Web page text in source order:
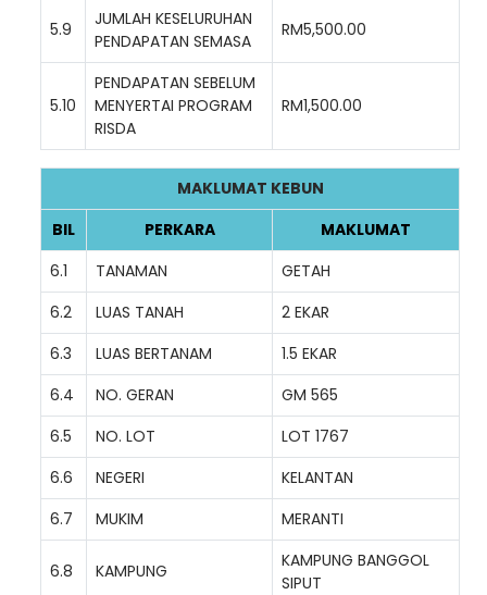
5.9
JUMLAH KESELURUHAN
PENDAPATAN SEMASA
RM5,500.00
5.10
PENDAPATAN SEBELUM
MENYERTAI PROGRAM
RISDA
RM1,500.00
MAKLUMAT KEBUN
BIL
PERKARA
MAKLUMAT
6.1
TANAMAN
GETAH
6.2
LUAS TANAH
2 EKAR
6.3
LUAS BERTANAM
1.5 EKAR
6.4
NO. GERAN
GM 565
6.5
NO. LOT
LOT 1767
6.6
NEGERI
KELANTAN
6.7
MUKIM MERANTI
6.8 KAMPUNG
KAMPUNG BANGGOL
SIPUT